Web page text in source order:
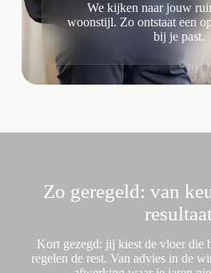
We kijken naar jouw
woonstijl. Zo ontstaat een
bij je past.
Zo geregeld: van
Kort gezegd: jij kiest de vloer
regelen de rest. Van advies in de